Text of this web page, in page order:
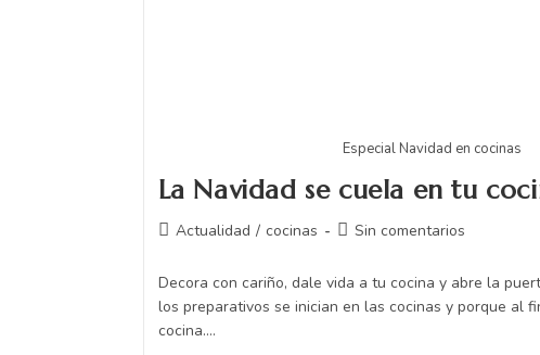
Especial Navidad en cocinas
La Navidad se cuela en tu
Actualidad / cocinas Sin comentarios
Decora con cariño, dale vida a tu cocina y abre la
los preparativos se inician en las cocinas y porque al
cocina.…